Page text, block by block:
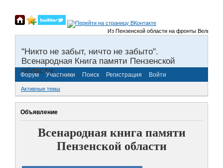
Из Пензенской области на фронты Великой
"Никто не забыт, ничто не забыто".
Всенародная Книга памяти Пензенской
области.
Форум Участники Поиск Регистрация Войти
Активные темы
Объявление
Всенародная книга памяти
Пензенской области